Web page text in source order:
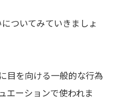
ついてみていきましょ
目を向ける一般的な行為
エーションで使われま